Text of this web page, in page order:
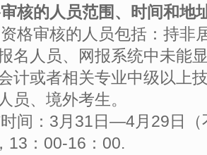
核的人员范围、时间和地
格审核的人员包括：持非
名人员、网报系统中未能
计或者相关专业中级以上
员、境外考生。
间：3月31日—4月29日（
13：00-16：00.